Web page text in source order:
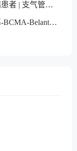
招募慢性阻塞性肺疾病患者 | 支气管内活瓣
多发性骨髓瘤患者招募-BCMA-Belantamab mafodotin